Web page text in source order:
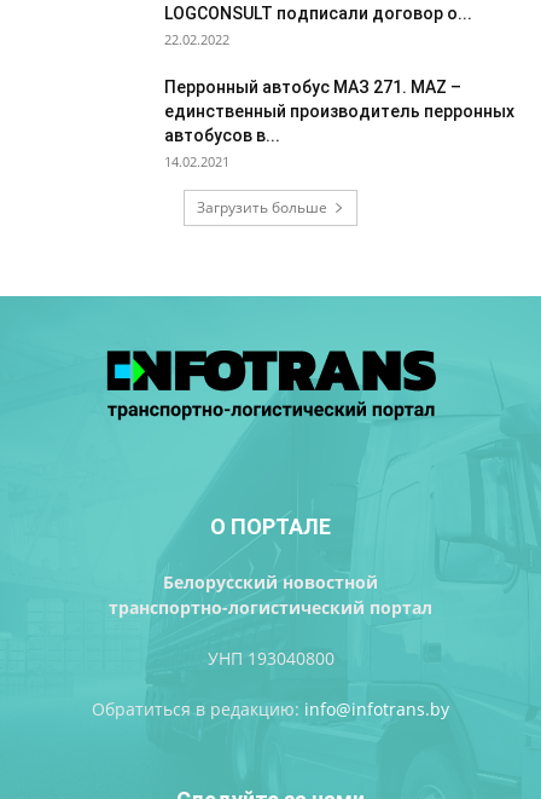
LOGCONSULT подписали договор о...
22.02.2022
Перронный автобус МАЗ 271. MAZ –
единственный производитель перронных
автобусов в...
14.02.2021
Загрузить больше
О ПОРТАЛЕ
Белорусский новостной
транспортно-логистический портал
УНП 193040800
Обратиться в редакцию: info@infotrans.bу